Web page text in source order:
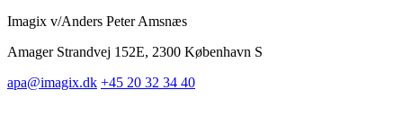
Imagix v/Anders Peter Amsnæs
Amager Strandvej 152E, 2300 København S
apa@imagix.dk +45 20 32 34 40